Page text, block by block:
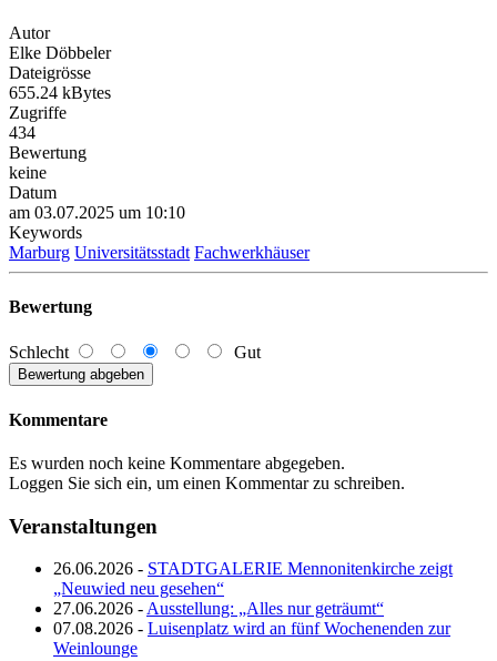
Autor
Elke Döbbeler
Dateigrösse
655.24 kBytes
Zugriffe
434
Bewertung
keine
Datum
am 03.07.2025 um 10:10
Keywords
Marburg Universitätsstadt Fachwerkhäuser
Bewertung
Schlecht Gut
Kommentare
Es wurden noch keine Kommentare abgegeben.
Loggen Sie sich ein, um einen Kommentar zu schreiben.
Veranstaltungen
26.06.2026 - STADTGALERIE Mennonitenkirche zeigt
„Neuwied neu gesehen“
27.06.2026 - Ausstellung: „Alles nur geträumt“
07.08.2026 - Luisenplatz wird an fünf Wochenenden zur
Weinlounge